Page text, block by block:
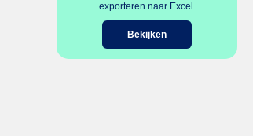
exporteren naar Excel.
Bekijken